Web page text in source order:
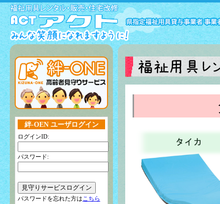
絆-OEN ユーザログイン
ログインID:
パスワード:
パスワードを忘れた方はこちら